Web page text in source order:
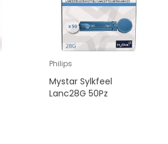
Philips
Mystar Sylkfeel
Lanc28G 50Pz